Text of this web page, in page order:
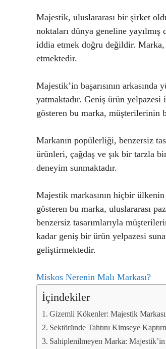
Majestik, uluslararası bir şirket
noktaları dünya geneline
iddia etmek doğru değildir.
etmektedir.
Majestik’in başarısının
yatmaktadır. Geniş ürün
gösteren bu marka, müşterilerinin
Markanın popülerliği, benzersiz
ürünleri, çağdaş ve şık bir tarzla
deneyim sunmaktadır.
Majestik markasının hiçbir
gösteren bu marka, uluslararası
benzersiz tasarımlarıyla
kadar geniş bir ürün yelpazesi
geliştirmektedir.
Miskos Nerenin Malı Markası?
İçindekiler
Gizemli Kökenler: Majestik
Sektöründe Tahtını Kimseye
Sahiplenilmeyen Marka: